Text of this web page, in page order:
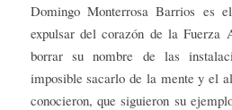
Domingo Monterrosa Barrios es
expulsar del corazón de la Fuerza
borrar su nombre de las
imposible sacarlo de la mente y el
conocieron, que siguieron su